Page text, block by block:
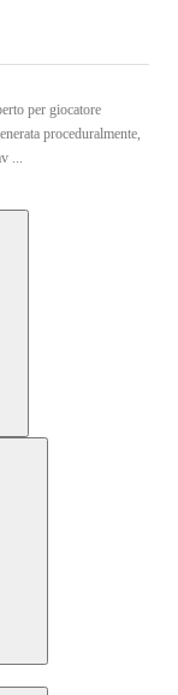
per giocatore
proceduralmente,
...